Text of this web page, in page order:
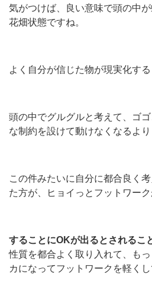
気がつけば、良い意味で頭の中
花畑状態ですね。
よく自分が信じた物が現実化する
頭の中でグルグルと考えて、ゴ
な制約を設けて動けなくなるより
この件みたいに自分に都合良く
た方が、ヒョイっとフットワーク
することにOKが出るとされるこ
性質を都合よく取り入れて、も
カになってフットワークを軽くし